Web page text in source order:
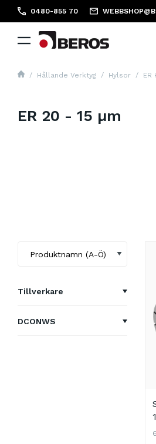
0480-855 70
Hållande Verktyg Hylsor ER
ER 20 - 15 µm
Tillverkare
DCONWS